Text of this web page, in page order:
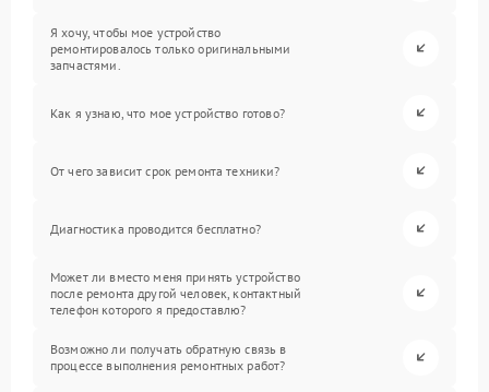
Я хочу, чтобы мое устройство
ремонтировалось только оригинальными
запчастями.
Как я узнаю, что мое устройство готово?
От чего зависит срок ремонта техники?
Диагностика проводится бесплатно?
Может ли вместо меня принять устройство
после ремонта другой человек, контактный
телефон которого я предоставлю?
Возможно ли получать обратную связь в
процессе выполнения ремонтных работ?